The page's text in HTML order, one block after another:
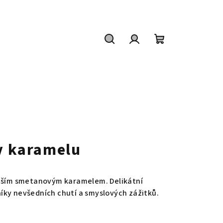
karamelu
smetanovým karamelem. Delikátní
nevšedních chutí a smyslových zážitků.